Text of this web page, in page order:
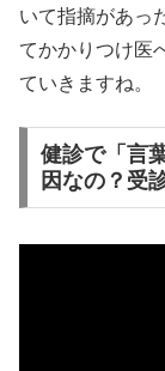
いて指摘があっ
てかかりつけ医
ていきますね。
健診で「言
因なの？受